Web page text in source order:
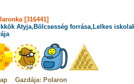
[316441]
Atyja,Bölcsesség forrása,Lelkes
Gazdája: Polaron